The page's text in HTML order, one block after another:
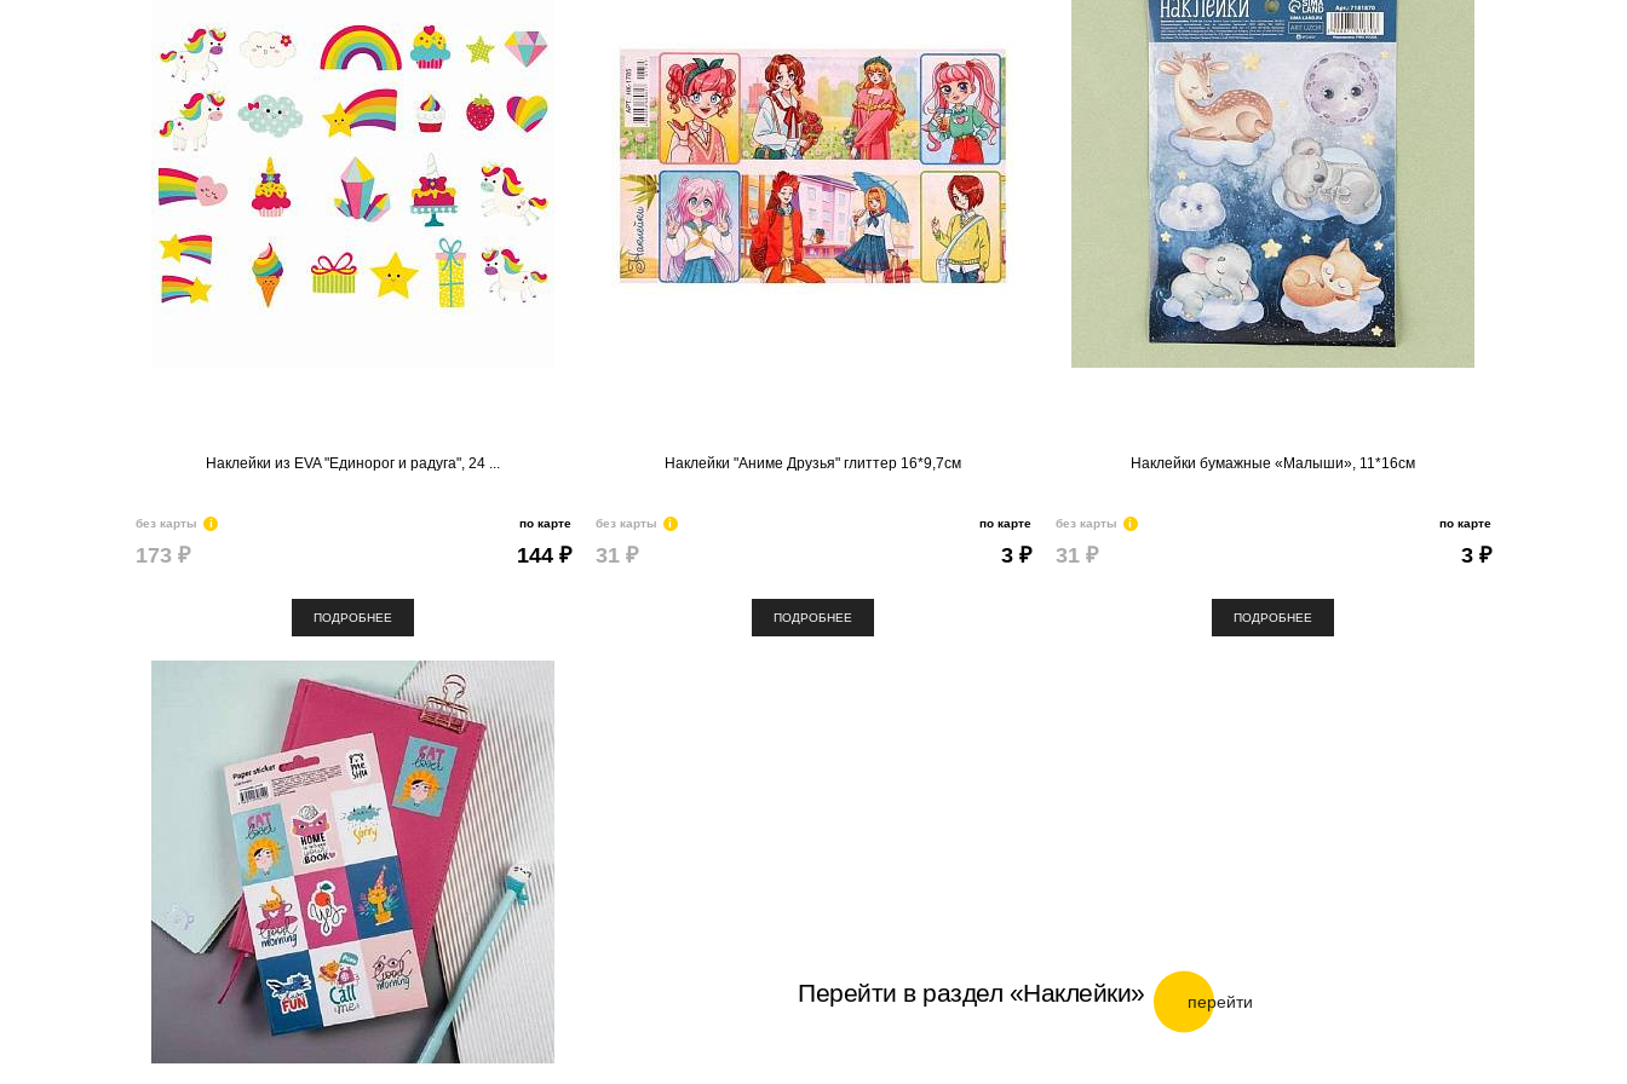
Наклейки из EVA "Единорог и радуга", 24 ...
по карте
144 ₽
без карты i
173 ₽
ПОДРОБНЕЕ
Наклейки "Аниме Друзья" глиттер 16*9,7см
по карте
3 ₽
без карты i
31 ₽
ПОДРОБНЕЕ
Наклейки бумажные «Малыши», 11*16см
по карте
3 ₽
без карты i
31 ₽
ПОДРОБНЕЕ
Перейти в раздел «Наклейки» перейти